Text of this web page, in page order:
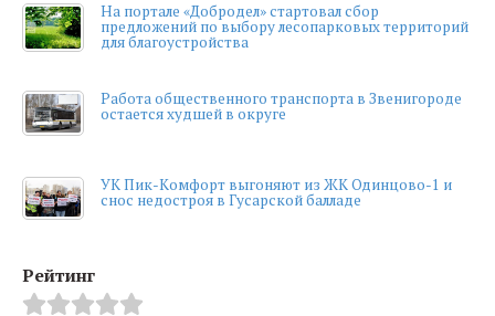
На портале «Добродел» стартовал сбор
предложений по выбору лесопарковых территорий
для благоустройства
Работа общественного транспорта в Звенигороде
остается худшей в округе
УК Пик-Комфорт выгоняют из ЖК Одинцово-1 и
снос недостроя в Гусарской балладе
Рейтинг